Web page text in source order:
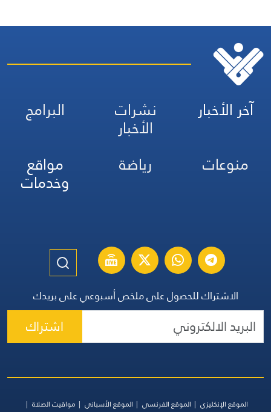
آخر الأخبار نشرات
الأخبار
البرامج
منوعات
رياضة مواقع
وخدمات
الاشتراك للحصول على ملخص أسبوعي على بريدك
اشتراك
الموقع الإنكليزي الموقع الفرنسي الموقع الأسباني
مواقيت الصلاة